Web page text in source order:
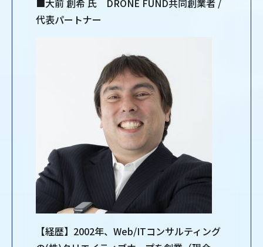
■大前 創希 氏 DRONE FUND共同創業者 /
代表パートナー
【経歴】2002年、Web/ITコンサルティング